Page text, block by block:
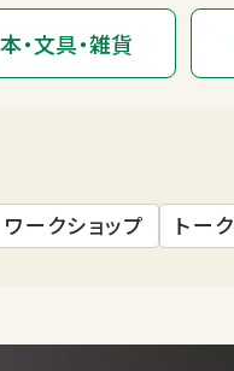
本・文具・雑貨
ワークショップ トーク